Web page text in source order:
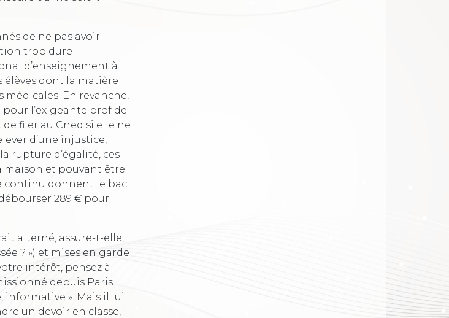
de ne pas avoir
trop dure
d’enseignement à
élèves dont la matière
médicales. En revanche,
pour l’exigeante prof de
filer au Cned si elle ne
d’une injustice,
rupture d’égalité, ces
maison et pouvant être
continu donnent le bac.
289 € pour
alterné, assure-t-elle,
? ») et mises en garde
intérêt, pensez à
depuis Paris
». Mais il lui
un devoir en classe,